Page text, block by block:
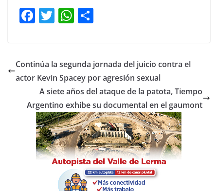
F
e
b
o
o
k
T
er
W
s
A
p
p
p
ar
tir
Continúa la segunda jornada del juicio contra el
actor Kevin Spacey por agresión sexual
A siete años del ataque de la patota, Tiempo
Argentino exhibe su documental en el gaumont